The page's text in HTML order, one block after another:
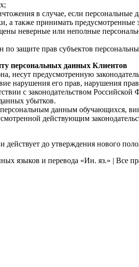
в случае, если
а также принимать предусмотренные
неверные или неполные
защите прав субъектов
персональных данных Клиентов
предусмотренную
нарушения его прав, нарушения
с законодательством
убытков.
данным обучающихся,
действующим
действует до утверждения нового
языков и перевода «Ин. яз.» | Все